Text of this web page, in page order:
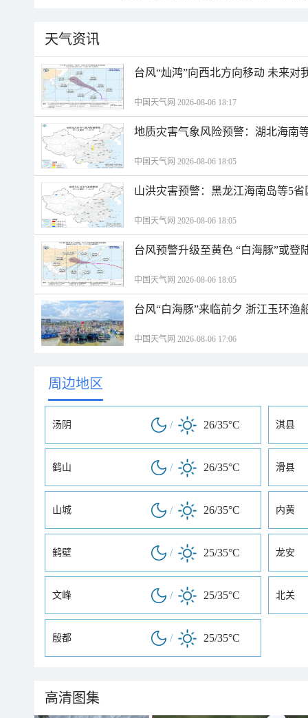
天气资讯
台风“灿鸿”向西北方向移动 未来对
中国天气网 2026-08-06 18:17
地质灾害气象风险预警：湖北海南
中国天气网 2026-08-06 18:05
山洪灾害预警：黑龙江海南岛等5
中国天气网 2026-08-06 18:05
台风预警升级至黄色 “白海豚”或登
中国天气网 2026-08-06 18:05
台风“白海豚”来临前夕 浙江玉环渔
中国天气网 2026-08-06 17:06
周边地区
汤阴 / 26/35°C 淇县
鹤山 / 26/35°C 滑县
山城 / 26/35°C 内黄
鹤壁 / 25/35°C 龙安
文峰 / 25/35°C 北关
殷都 / 25/35°C
高清图集